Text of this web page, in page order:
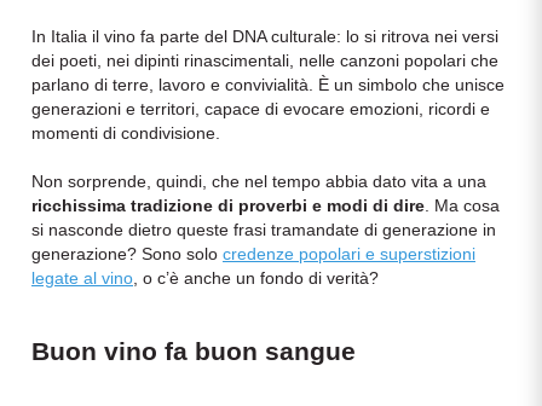
Melini
Monogram
Re Manfredi
Santi
Tenuta Rapitala'
Nebbiolo
Negroamaro
Pinot Grigio
Primitivo
Il Re dei rossi
Scopri i vini
I BIANCHI DI
SICILIA
I profumi di un'isola
Scopri di più
In Italia il vino fa parte del DNA culturale: lo si ritrova nei versi
dei poeti, nei dipinti rinascimentali, nelle canzoni popolari che
parlano di terre, lavoro e convivialità. È un simbolo che unisce
generazioni e territori, capace di evocare emozioni, ricordi e
momenti di condivisione.
Non sorprende, quindi, che nel tempo abbia dato vita a una
ricchissima tradizione di proverbi e modi di dire . Ma cosa
si nasconde dietro queste frasi tramandate di generazione in
generazione? Sono solo credenze popolari e superstizioni
legate al vino , o c’è anche un fondo di verità?
Buon vino fa buon sangue